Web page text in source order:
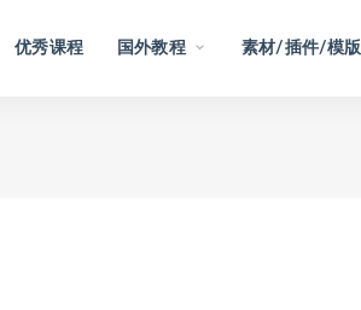
优秀课程 国外教程 素材/插件/模版